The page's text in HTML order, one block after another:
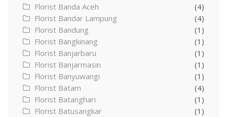
Florist Banda Aceh
(4)
Florist Bandar Lampung
(4)
Florist Bandung
(1)
Florist Bangkinang
(1)
Florist Banjarbaru
(1)
Florist Banjarmasin
(1)
Florist Banyuwangi
(1)
Florist Batam
(4)
Florist Batanghari
(1)
Florist Batusangkar
(1)